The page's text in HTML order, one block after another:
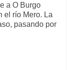
a O Burgo
el río Mero. La
pasando por